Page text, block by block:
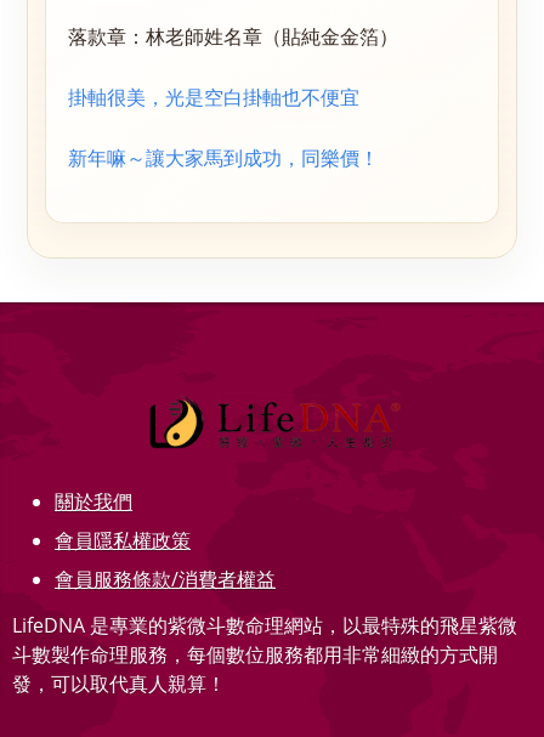
落款章：林老師姓名章（貼純金金箔）
掛軸很美，光是空白掛軸也不便宜
新年嘛～讓大家馬到成功，同樂價！
關於我們
會員隱私權政策
會員服務條款/消費者權益
LifeDNA 是專業的紫微斗數命理網站，以最特殊的飛星紫微
斗數製作命理服務，每個數位服務都用非常細緻的方式開
發，可以取代真人親算！